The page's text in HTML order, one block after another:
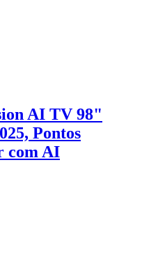
AI TV 98"
Pontos
com AI